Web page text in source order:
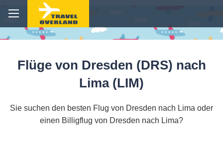
Flüge von Dresden (DRS) nach
Lima (LIM)
Sie suchen den besten Flug von Dresden nach Lima oder
einen Billigflug von Dresden nach Lima?